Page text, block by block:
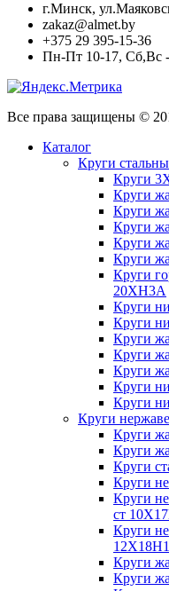
г.Минск,
zakaz@almet.by
+375 29 395-15-36
Пн-Пт 10-17, Сб,Вс
Все права защищены ©
Каталог
Круги
Круги
Круги
Круги
Круги
Круги
Круги
Круги
20ХН3А
Круги
Круги
Круги
Круги
Круги
Круги
Круги
Круги
Круги
Круги
Круги
Круги
Круги
ст
Круги
Круги
Круги